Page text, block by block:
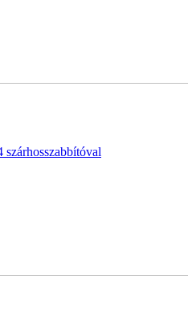
szárhosszabbítóval